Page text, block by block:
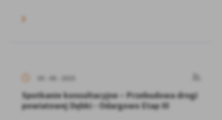
Spotkanie konsultacyjne – Przebudowa drogi
powiatowej Dębki - Odargowo Etap III